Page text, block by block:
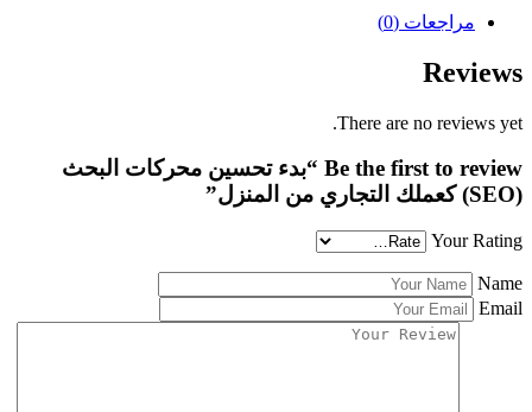
مراجعات (0)
Reviews
There are no reviews yet.
Be the first to review “بدء تحسين محركات البحث
(SEO) كعملك التجاري من المنزل”
Your Rating
Name
Email